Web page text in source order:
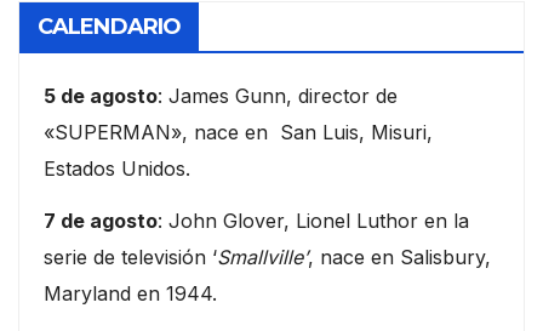
CALENDARIO
5 de agosto: James Gunn, director de
«SUPERMAN», nace en San Luis, Misuri,
Estados Unidos.
7 de agosto: John Glover, Lionel Luthor en la
serie de televisión ‘Smallville’, nace en Salisbury,
Maryland en 1944.